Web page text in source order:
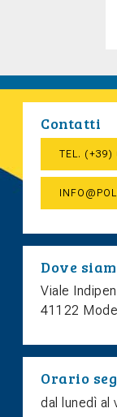
Contatti
TEL. (+39)
Dove
Viale
41122
Orario
dal lunedì al